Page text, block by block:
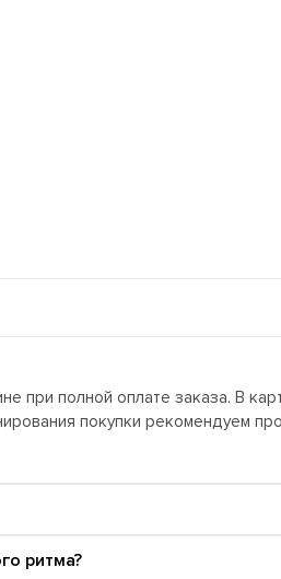
при полной оплате заказа. В
покупки рекомендуем
ритма?